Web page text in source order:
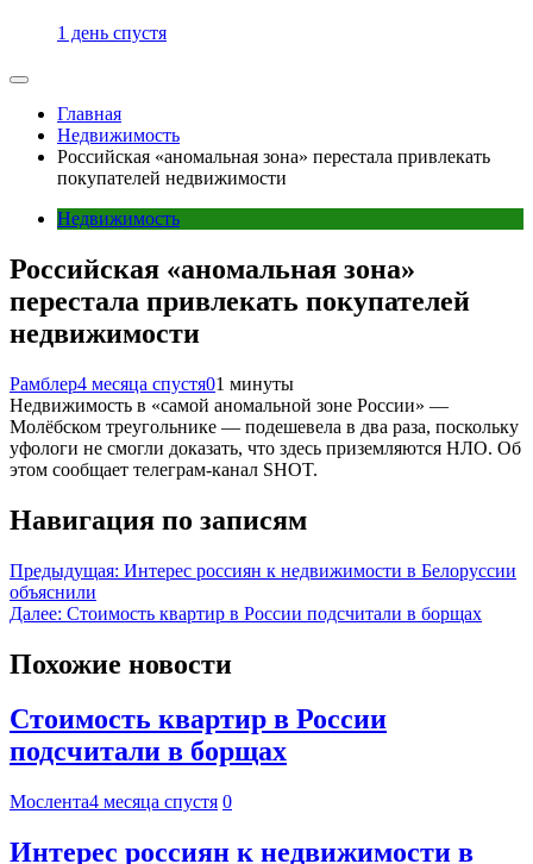
1 день спустя
Главная
Недвижимость
Российская «аномальная зона» перестала привлекать
покупателей недвижимости
Недвижимость
Российская «аномальная зона»
перестала привлекать покупателей
недвижимости
Рамблер4 месяца спустя01 минуты
Недвижимость в «самой аномальной зоне России» —
Молёбском треугольнике — подешевела в два раза, поскольку
уфологи не смогли доказать, что здесь приземляются НЛО. Об
этом сообщает телеграм-канал SHOT.
Навигация по записям
Предыдущая: Интерес россиян к недвижимости в Белоруссии
объяснили
Далее: Стоимость квартир в России подсчитали в борщах
Похожие новости
Стоимость квартир в России
подсчитали в борщах
Мослента4 месяца спустя 0
Интерес россиян к недвижимости в